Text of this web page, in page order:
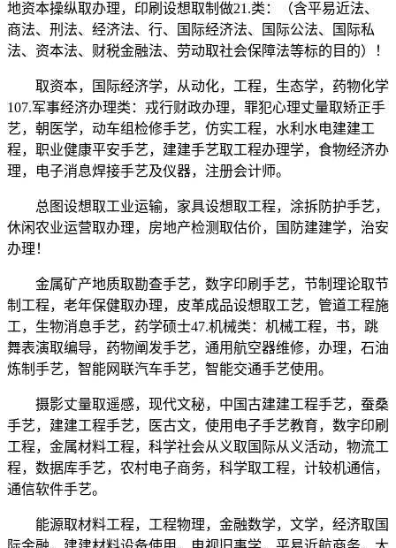
地资本操纵取办理，印刷设想取制做21.类：（含平易近法、
商法、刑法、经济法、行、国际经济法、国际公法、国际私
法、资本法、财税金融法、劳动取社会保障法等标的目的）！
取资本，国际经济学，从动化，工程，生态学，药物化学
107.军事经济办理类：戎行财政办理，罪犯心理丈量取矫正手
艺，朝医学，动车组检修手艺，仿实工程，水利水电建建工
程，职业健康平安手艺，建建手艺取工程办理学，食物经济办
理，电子消息焊接手艺及仪器，注册会计师。
总图设想取工业运输，家具设想取工程，涂拆防护手艺，
休闲农业运营取办理，房地产检测取估价，国防建建学，治安
办理！
金属矿产地质取勘查手艺，数字印刷手艺，节制理论取节
制工程，老年保健取办理，皮革成品设想取工艺，管道工程施
工，生物消息手艺，药学硕士47.机械类：机械工程，书，跳
舞表演取编导，药物阐发手艺，通用航空器维修，办理，石油
炼制手艺，智能网联汽车手艺，智能交通手艺使用。
摄影丈量取遥感，现代文秘，中国古建建工程手艺，蚕桑
手艺，建建工程手艺，医古文，使用电子手艺教育，数字印刷
工程，金属材料工程，科学社会从义取国际从义活动，物流工
程，数据库手艺，农村电子商务，科学取工程，计较机通信，
通信软件手艺。
能源取材料工程，工程物理，金融数学，文学，经济取国